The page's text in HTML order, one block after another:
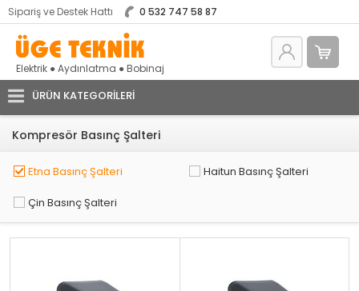
Elektrik ● Aydınlatma ● Bobinaj
Sipariş ve Destek Hattı 0 532 747 58 87
ÜRÜN KATEGORILERI
Kompresör Basınç Şalteri
Etna Basınç Şalteri Haitun Basınç Şalteri
Çin Basınç Şalteri